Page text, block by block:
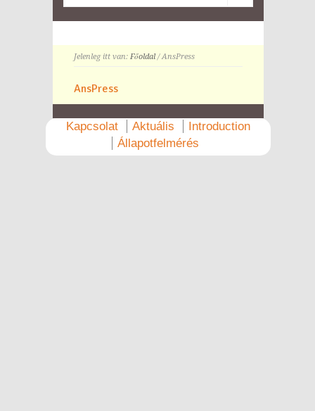
Jelenleg itt van: Főoldal/ AnsPress
AnsPress
Kapcsolat Aktuális
Introduction
Állapotfelmérés